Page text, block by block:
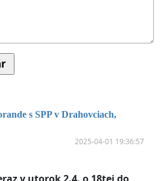
s SPP v Drahovciach,
2025-04-01 19:36:57
v utorok 2.4. o 18tej do